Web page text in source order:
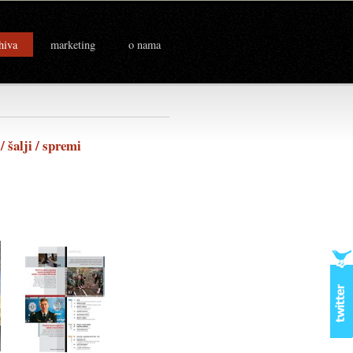
marketing o nama